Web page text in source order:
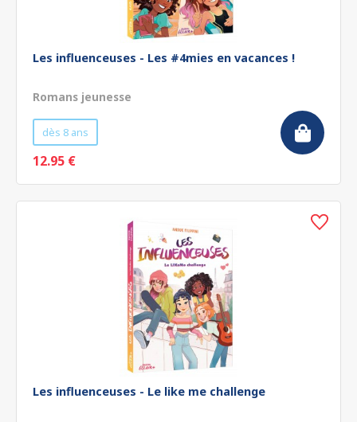
Les influenceuses - Les #4mies en vacances !
Romans jeunesse
dès 8 ans
12.95 €
Les influenceuses - Le like me challenge